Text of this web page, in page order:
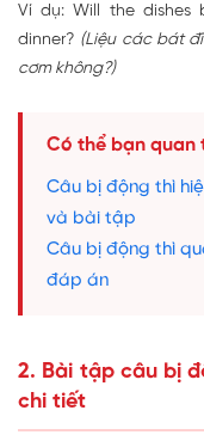
Ví dụ: Will the dishes
dinner? (Liệu các bát
cơm không?)
Có thể bạn quan
Câu bị động thì
và bài tập
Câu bị động thì
đáp án
2. Bài tập câu bị
chi tiết